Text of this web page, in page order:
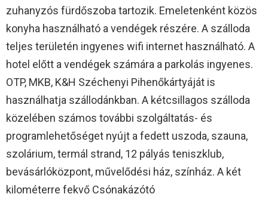
zuhanyzós fürdőszoba tartozik. Emeletenként közös
konyha használható a vendégek részére. A szálloda
teljes területén ingyenes wifi internet használható. A
hotel előtt a vendégek számára a parkolás ingyenes.
OTP, MKB, K&H Széchenyi Pihenőkártyáját is
használhatja szállodánkban. A kétcsillagos szálloda
közelében számos további szolgáltatás- és
programlehetőséget nyújt a fedett uszoda, szauna,
szolárium, termál strand, 12 pályás teniszklub,
bevásárlóközpont, művelődési ház, színház. A két
kilométerre fekvő Csónakázótó